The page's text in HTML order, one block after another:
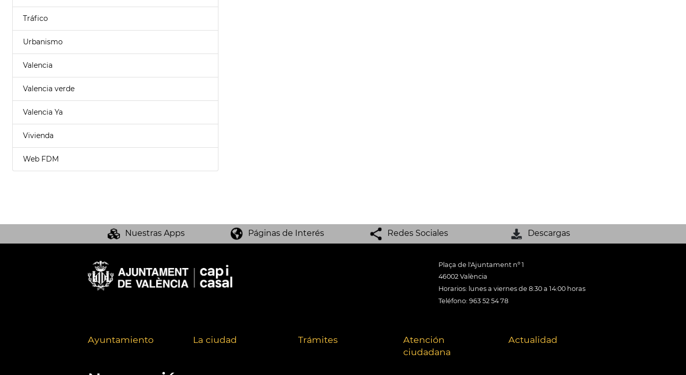
Tráfico
Urbanismo
Valencia
Valencia verde
Valencia Ya
Vivienda
Web FDM
Nuestras Apps Páginas de Interés Redes Sociales Descargas
Plaça de l'Ajuntament nº 1
46002 València
Horarios: lunes a viernes de 8:30 a 14:00 horas
Teléfono: 963 52 54 78
Ayuntamiento La ciudad Trámites
Atención
ciudadana
Actualidad